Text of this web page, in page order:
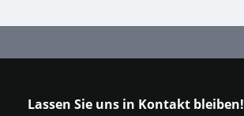
Lassen Sie uns in Kontakt bleiben!